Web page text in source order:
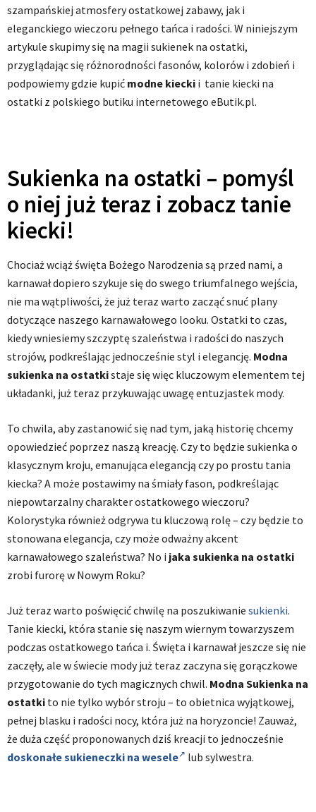
szampańskiej atmosfery ostatkowej zabawy, jak i
eleganckiego wieczoru pełnego tańca i radości. W niniejszym
artykule skupimy się na magii sukienek na ostatki,
przyglądając się różnorodności fasonów, kolorów i zdobień i
podpowiemy gdzie kupić modne kiecki i tanie kiecki na
ostatki z polskiego butiku internetowego eButik.pl.
Sukienka na ostatki – pomyśl
o niej już teraz i zobacz tanie
kiecki!
Chociaż wciąż święta Bożego Narodzenia są przed nami, a
karnawał dopiero szykuje się do swego triumfalnego wejścia,
nie ma wątpliwości, że już teraz warto zacząć snuć plany
dotyczące naszego karnawałowego looku. Ostatki to czas,
kiedy wniesiemy szczyptę szaleństwa i radości do naszych
strojów, podkreślając jednocześnie styl i elegancję. Modna
sukienka na ostatkistaje się więc kluczowym elementem tej
układanki, już teraz przykuwając uwagę entuzjastek mody.
To chwila, aby zastanowić się nad tym, jaką historię chcemy
opowiedzieć poprzez naszą kreację. Czy to będzie sukienka o
klasycznym kroju, emanująca elegancją czy po prostu tania
kiecka? A może postawimy na śmiały fason, podkreślając
niepowtarzalny charakter ostatkowego wieczoru?
Kolorystyka również odgrywa tu kluczową rolę – czy będzie to
stonowana elegancja, czy może odważny akcent
karnawałowego szaleństwa? No i jaka sukienka na ostatki
zrobi furorę w Nowym Roku?
Już teraz warto poświęcić chwilę na poszukiwanie sukienki.
Tanie kiecki, która stanie się naszym wiernym towarzyszem
podczas ostatkowego tańca i. Święta i karnawał jeszcze się nie
zaczęły, ale w świecie mody już teraz zaczyna się gorączkowe
przygotowanie do tych magicznych chwil. Modna Sukienka na
ostatki to nie tylko wybór stroju – to obietnica wyjątkowej,
pełnej blasku i radości nocy, która już na horyzoncie! Zauważ,
że duża część proponowanych dziś kreacji to jednocześnie
doskonałe sukieneczki na wesele
lub sylwestra.